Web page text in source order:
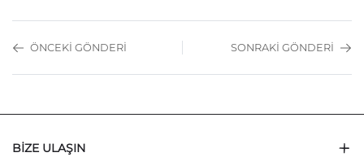
ÖNCEKI GÖNDERI SONRAKI GÖNDERI
BIZE ULAŞIN